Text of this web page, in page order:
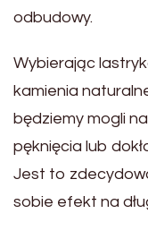
odbudowy.
Wybierając
kamienia
będziemy mogli
pęknięcia lub
Jest to
sobie efekt na